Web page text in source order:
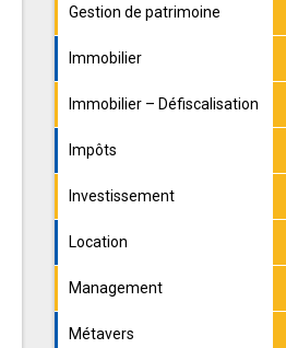
Gestion de patrimoine
Immobilier
Immobilier – Défiscalisation
Impôts
Investissement
Location
Management
Métavers